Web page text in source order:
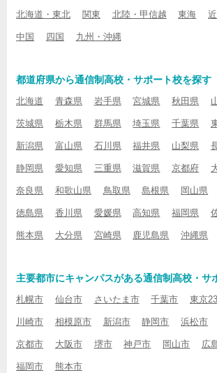
北海道・東北 関東 北陸・甲信越 東海
中国 四国 九州・沖縄
都道府県から通信制高校・サポート校を探す
北海道 青森県 岩手県 宮城県 秋田県
茨城県 栃木県 群馬県 埼玉県 千葉県
新潟県 富山県 石川県 福井県 山梨県
静岡県 愛知県 三重県 滋賀県 京都府
奈良県 和歌山県 鳥取県 島根県 岡山県
徳島県 香川県 愛媛県 高知県 福岡県
熊本県 大分県 宮崎県 鹿児島県 沖縄県
主要都市にキャンパスがある通信制高校・サ
札幌市 仙台市 さいたま市 千葉市 東京
川崎市 相模原市 新潟市 静岡市 浜松市
京都市 大阪市 堺市 神戸市 岡山市 広
福岡市 熊本市